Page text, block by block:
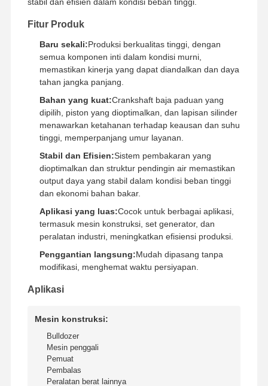
Rumah Produk
Fitur Produk
Baru sekali:Produksi berkualitas tinggi, dengan
semua komponen inti dalam kondisi murni,
memastikan kinerja yang dapat diandalkan dan daya
tahan jangka panjang.
Bahan yang kuat:Crankshaft baja paduan yang
dipilih, piston yang dioptimalkan, dan lapisan silinder
menawarkan ketahanan terhadap keausan dan suhu
tinggi, memperpanjang umur layanan.
Stabil dan Efisien:Sistem pembakaran yang
dioptimalkan dan struktur pendingin air memastikan
output daya yang stabil dalam kondisi beban tinggi
dan ekonomi bahan bakar.
Aplikasi yang luas:Cocok untuk berbagai aplikasi,
termasuk mesin konstruksi, set generator, dan
peralatan industri, meningkatkan efisiensi produksi.
Penggantian langsung:Mudah dipasang tanpa
modifikasi, menghemat waktu persiyapan.
Aplikasi
Mesin konstruksi:
Bulldozer
Mesin penggali
Pemuat
Pembalas
Peralatan berat lainnya